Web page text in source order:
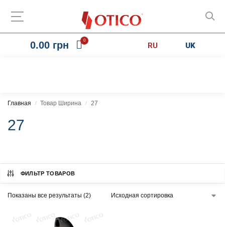
0.00 грн 0
RU UK
Главная / Товар Ширина / 27
27
ФИЛЬТР ТОВАРОВ
Показаны все результаты (2)